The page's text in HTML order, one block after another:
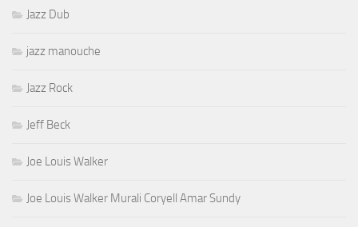
Jazz Dub
jazz manouche
Jazz Rock
Jeff Beck
Joe Louis Walker
Joe Louis Walker Murali Coryell Amar Sundy